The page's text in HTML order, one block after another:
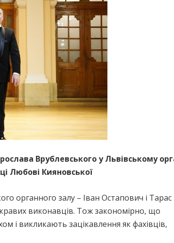
Врублевського у Львівському
Любові Кияновської
органного залу – Іван Остапович і Тарас
виконавців. Тож закономірно, що
і викликають зацікавлення як фахівців,